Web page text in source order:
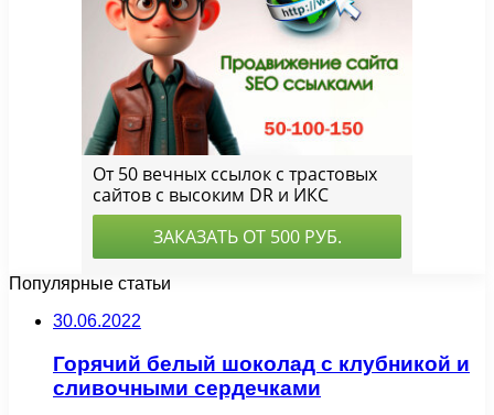
Популярные статьи
30.06.2022
Горячий белый шоколад с клубникой и
сливочными сердечками